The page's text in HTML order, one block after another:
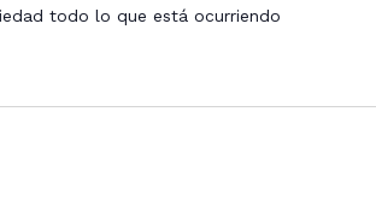
todo lo que está ocurriendo